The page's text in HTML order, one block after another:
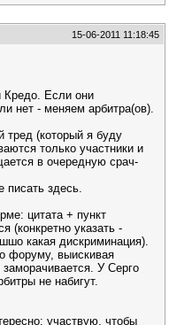
15-06-2011 11:18:45
Кредо. Если они
нет - меняем арбитра(ов).
тред (который я буду
только участники и
в очередную срач-
писать здесь.
цитата + пункт
(конкретно указать -
какая дискриминация).
форуму, выискивая
У Серго
не набигут.
участвую, чтобы